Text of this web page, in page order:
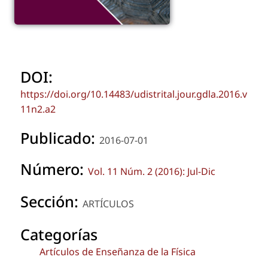
DOI:
https://doi.org/10.14483/udistrital.jour.gdla.2016.v
11n2.a2
Publicado: 2016-07-01
Número: Vol. 11 Núm. 2 (2016): Jul-Dic
Sección: ARTÍCULOS
Categorías
Artículos de Enseñanza de la Física